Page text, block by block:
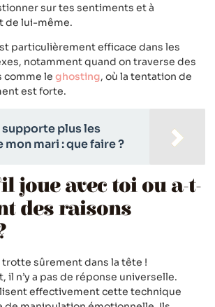
sur tes sentiments et à
de lui-même.
particulièrement efficace dans les
notamment quand on traverse des
comme le ghosting, où la tentation de
est forte.
supporte plus les
mon mari : que faire ?
joue avec toi ou a-t-
des raisons
sûrement dans la tête !
il n’y a pas de réponse universelle.
effectivement cette technique